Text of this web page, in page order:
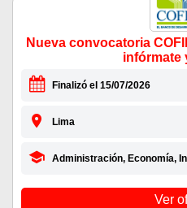
Nueva convocatoria
infórmate
Finalizó el 15/07/2026
Lima
Administración, Economía,
Ver